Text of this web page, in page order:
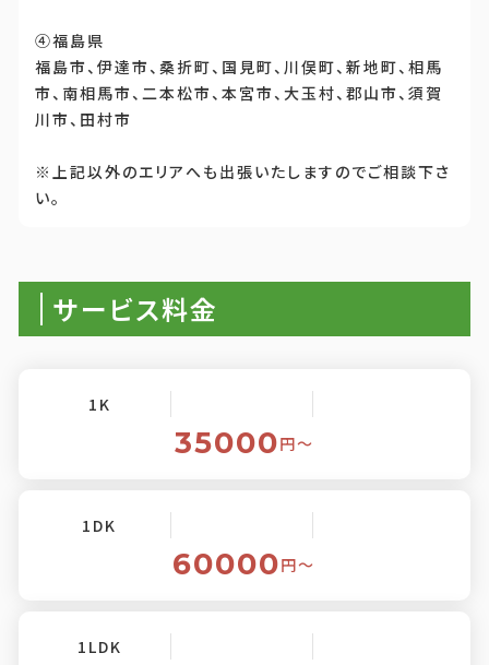
④福島県
福島市、伊達市、桑折町、国見町、川俣町、新地町、相馬
市、南相馬市、二本松市、本宮市、大玉村、郡山市、須賀
川市、田村市
※上記以外のエリアへも出張いたしますのでご相談下さ
い。
サービス料金
1K
35000円〜
1DK
60000円〜
1LDK